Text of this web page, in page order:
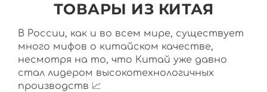
ТОВАРЫ ИЗ КИТАЯ
В России, как и во всем мире, существует
много мифов о китайском качестве,
несмотря на то, что Китай уже давно
стал лидером высокотехнологичных
производств 📈